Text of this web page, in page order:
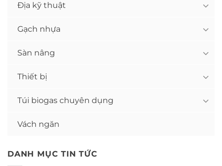
Địa kỹ thuật
Gạch nhựa
Sàn nâng
Thiết bị
Túi biogas chuyên dụng
Vách ngăn
DANH MỤC TIN TỨC